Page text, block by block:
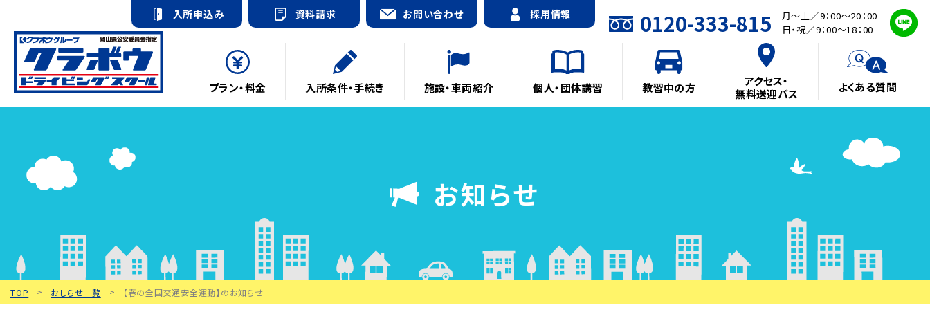
プラン・料金 入所条件・手続き 施設・車両紹介 個人・団体講習 教習中の方
アクセス・
無料送迎バス
よくある質問
入所申込み 資料請求 お問い合わせ 採用情報 0120-333-815
月～土／9：00～20：00
日・祝／9：00～18：00
お知らせ
TOP おしらせ一覧 【春の全国交通安全運動】のお知らせ